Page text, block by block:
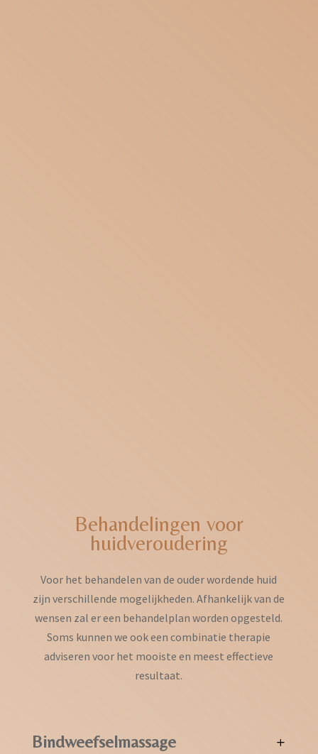
Behandelingen voor
huidveroudering
Voor het behandelen van de ouder wordende huid
zijn verschillende mogelijkheden. Afhankelijk van de
wensen zal er een behandelplan worden opgesteld.
Soms kunnen we ook een combinatie therapie
adviseren voor het mooiste en meest effectieve
resultaat.
Bindweefselmassage